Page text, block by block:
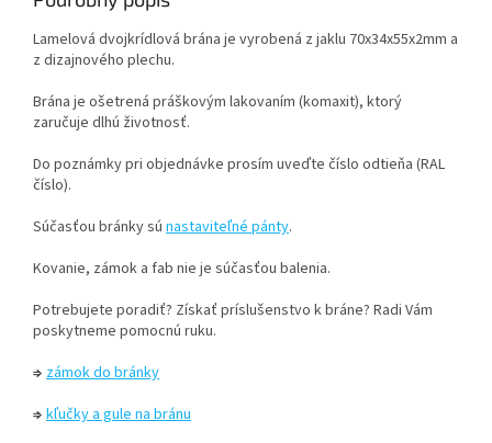
Lamelová dvojkrídlová brána je vyrobená z jaklu 70x34x55x2mm a
z dizajnového plechu.
Brána je ošetrená práškovým lakovaním (komaxit), ktorý
zaručuje dlhú životnosť.
Do poznámky pri objednávke prosím uveďte číslo odtieňa (RAL
číslo).
Súčasťou bránky sú nastaviteľné pánty.
Kovanie, zámok a fab nie je súčasťou balenia.
Potrebujete poradiť? Získať príslušenstvo k bráne? Radi Vám
poskytneme pomocnú ruku.
⇒ zámok do bránky
⇒ kľučky a gule na bránu